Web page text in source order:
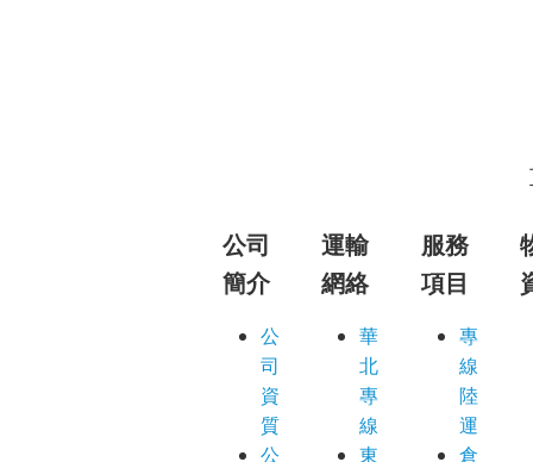
公司
簡介
公
司
資
質
公
運輸
網絡
華
北
專
線
東
服務
項目
專
線
陸
運
倉